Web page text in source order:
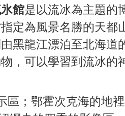
館是以流冰為主題的
定為風景名勝的天都
黑龍江漂泊至北海道
，可以學習到流冰的
區；鄂霍次克海的地